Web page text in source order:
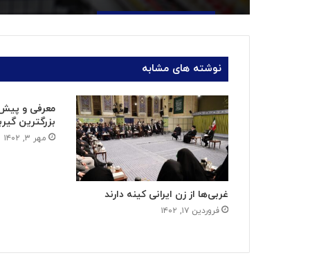
نوشته های مشابه
غربی‌ها از زن ایرانی کینه دارند
فروردین ۱۷, ۱۴۰۲
معرفی و پیش
بزرگترین
مهر ۳, ۱۴۰۲